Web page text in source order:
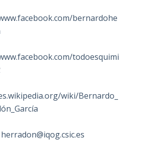
bernardohe
todoesquimi
wiki/Bernardo_
herradon@iqog.csic.es